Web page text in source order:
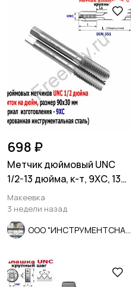
698 ₽
Метчик дюймовый UNC
1/2-13 дюйма, к-т, 9ХС, 13
ниток на дюйм, 90/30
Макеевка
3 недели назад